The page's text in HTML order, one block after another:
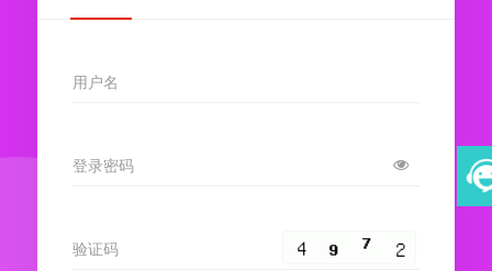
用户名
登录密码
验证码